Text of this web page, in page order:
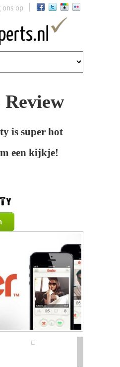
navigation
ons op
is super hot
een kijkje!